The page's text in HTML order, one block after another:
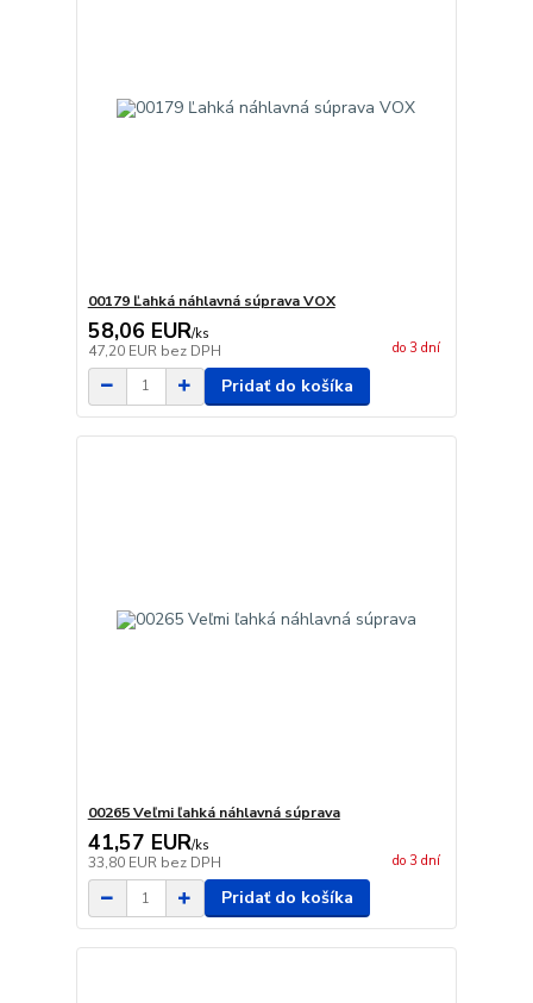
00179 Ľahká náhlavná súprava VOX
58,06 EUR/ks
47,20 EUR bez DPH do 3 dní
Pridať do košíka
00265 Veľmi ľahká náhlavná súprava
41,57 EUR/ks
33,80 EUR bez DPH do 3 dní
Pridať do košíka